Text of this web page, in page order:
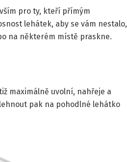
pro ty, kteří přímým
lehátek, aby se vám nestalo,
na některém místě praskne.
maximálně uvolní, nahřeje a
pak na pohodlné lehátko